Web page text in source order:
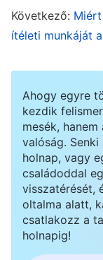
mert nem
hanem azért,
annak van
szóltam, az
12:47-48) . „Az
hanem az
(János 5:22). „
hogy ítéletet
5:27). A
és hatalmas
Következő:
ítéleti munkáját
Ahogy egyre
kezdik
mesék,
valóság.
holnap, vagy
családoddal
visszatérését,
oltalma alatt,
csatlakozz a
holnapig!